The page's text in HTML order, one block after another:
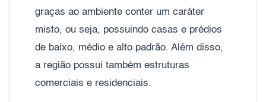
graças ao ambiente conter um caráter
misto, ou seja, possuindo casas e prédios
de baixo, médio e alto padrão. Além disso,
a região possui também estruturas
comerciais e residenciais.